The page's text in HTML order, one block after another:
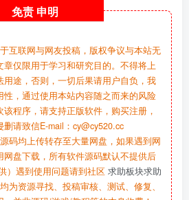
免责 申明
互联网与网友投稿，版权争议与本站无
章仅限用于学习和研究目的。不得将上
途，否则，一切后果请用户自负，我
，通过使用本站内容随之而来的风险
程序，请支持正版软件，购买注册，
请致信E-mail：cy@cy520.cc
码均上传转存至大量网盘，如果遇到网
盘下载，所有软件源码默认不提供后
）遇到使用问题请到社区 求助板块求助
为资源寻找、投稿审核、测试、修复、